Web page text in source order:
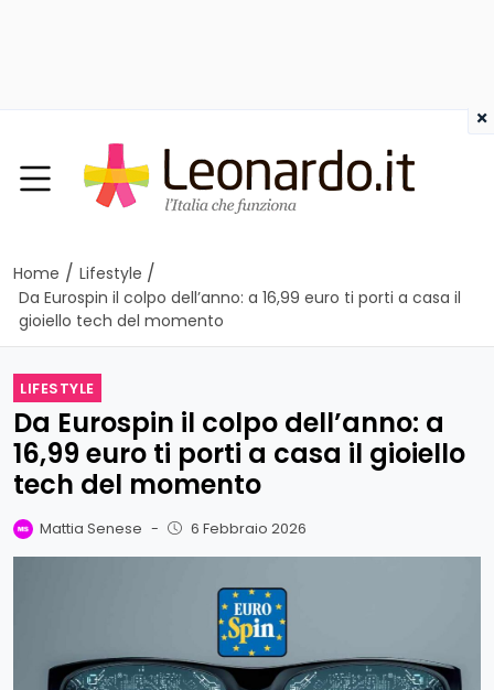
Home / Lifestyle /
Da Eurospin il colpo dell’anno: a 16,99 euro ti porti a casa il
gioiello tech del momento
LIFESTYLE
Da Eurospin il colpo dell’anno: a
16,99 euro ti porti a casa il gioiello
tech del momento
Mattia Senese - 6 Febbraio 2026
×